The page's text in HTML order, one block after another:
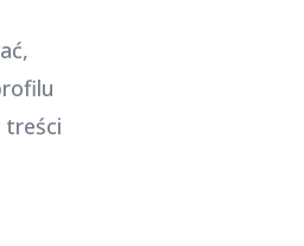
treści